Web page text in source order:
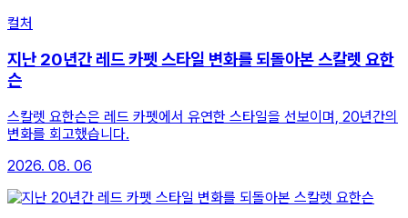
컬처
지난 20년간 레드 카펫 스타일 변화를 되돌아본 스칼렛 요한
슨
스칼렛 요한슨은 레드 카펫에서 유연한 스타일을 선보이며, 20년간의
변화를 회고했습니다.
2026. 08. 06